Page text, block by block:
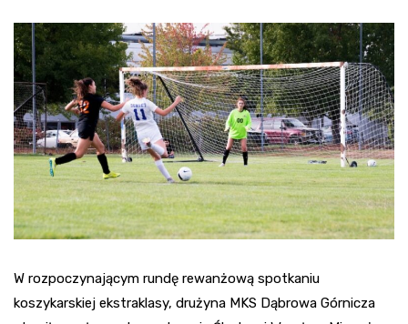
W rozpoczynającym rundę rewanżową spotkaniu
koszykarskiej ekstraklasy, drużyna MKS Dąbrowa Górnicza